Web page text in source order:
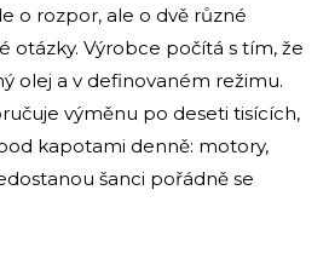
o rozpor, ale o dvě různé
otázky. Výrobce počítá s tím, že
olej a v definovaném režimu.
výměnu po deseti tisících,
kapotami denně: motory,
šanci pořádně se